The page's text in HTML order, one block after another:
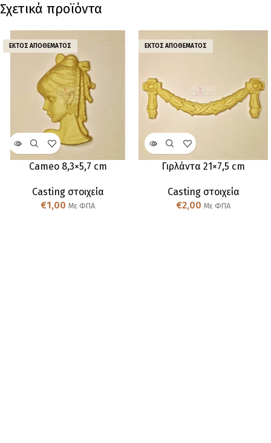
Σχετικά προϊόντα
ΕΚΤΌΣ ΑΠΟΘΈΜΑΤΟΣ
Cameo 8,3×5,7 cm
Casting στοιχεία
€1,00 Με ΦΠΑ
ΕΚΤΌΣ ΑΠΟΘΈΜΑΤΟΣ
Γιρλάντα 21×7,5 cm
Casting στοιχεία
€2,00 Με ΦΠΑ